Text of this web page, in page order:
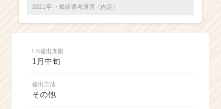
チ
ー・
成
2021卒 ・最終選考通過（内定）
ES提出期限
1月中旬
提出方法
その他